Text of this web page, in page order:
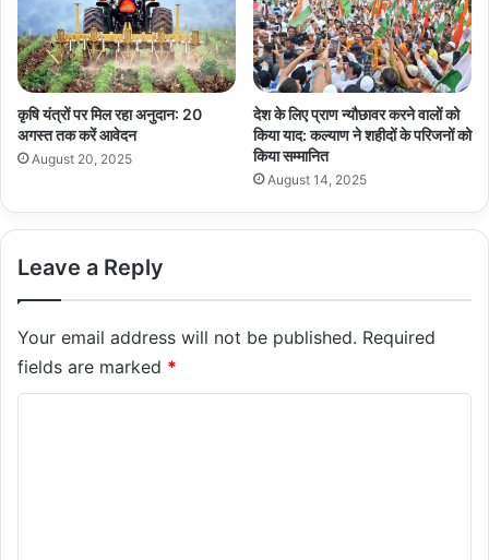
कृषि यंत्रों पर मिल रहा अनुदान: 20
अगस्त तक करें आवेदन
August 20, 2025
देश के लिए प्राण न्यौछावर करने वालों को
किया याद: कल्याण ने शहीदों के परिजनों को
किया सम्मानित
August 14, 2025
Leave a Reply
Your email address will not be published. Required
fields are marked *